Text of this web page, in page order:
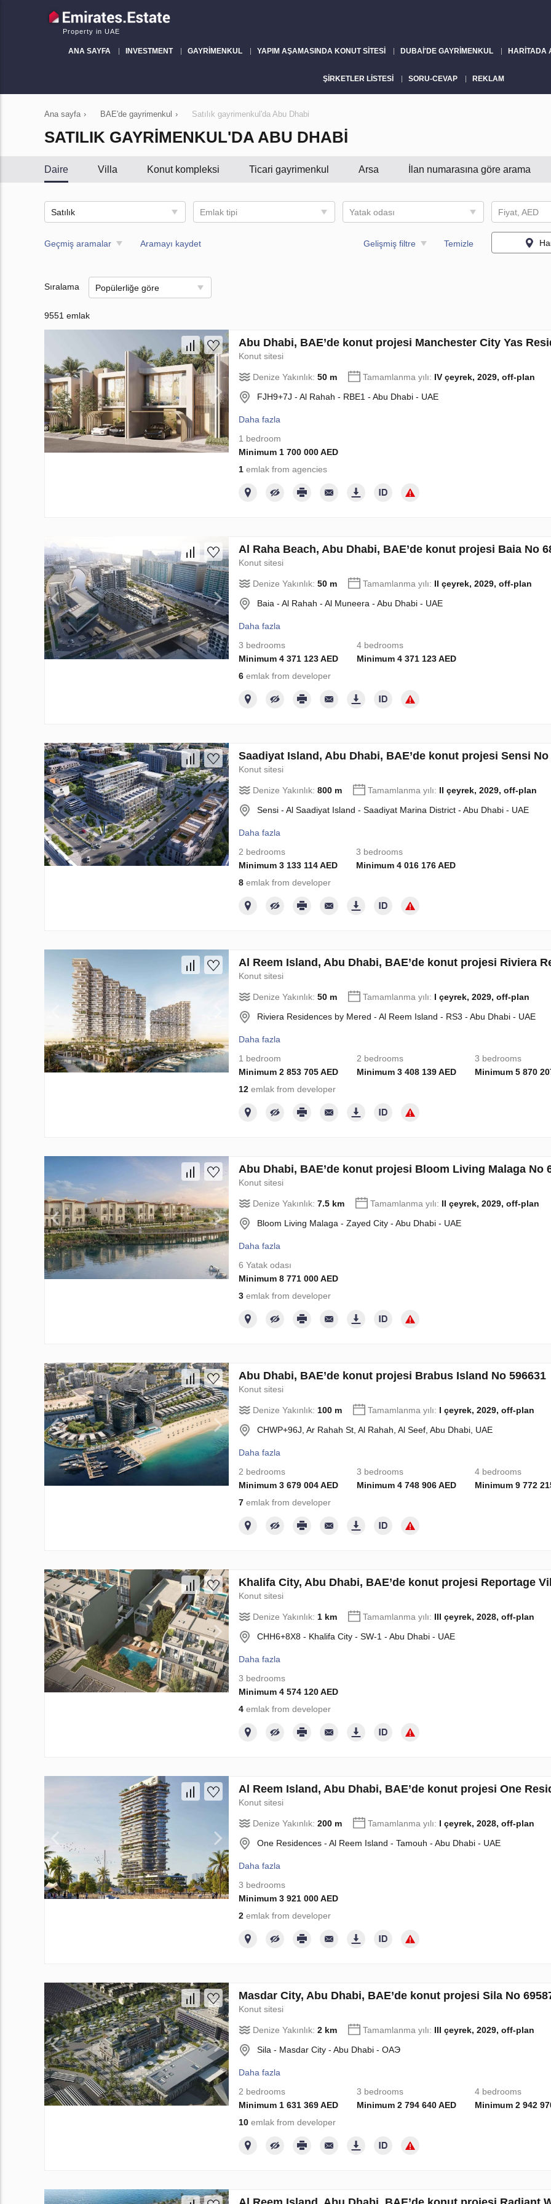
Property in UAE
ANA SAYFA INVESTMENT GAYRIMENKUL YAPIM AŞAMASINDA KONUT SITESI DUBAI'DE GAYRIMENKUL HARITADA
ŞIRKETLER LISTESI SORU-CEVAP REKLAM
Ana sayfa › BAE'de gayrimenkul › Satılık gayrimenkul'da Abu Dhabi
SATILIK GAYRIMENKUL'DA ABU DHABI
Daire Villa Konut kompleksi Ticari gayrimenkul Arsa İlan numarasına göre arama
Satılık Emlak tipi Yatak odası Fiyat, AED
Geçmiş aramalar Aramayı kaydet Gelişmiş filtre Temizle
Sıralama Popülerliğe göre
9551 emlak
Abu Dhabi, BAE’de konut projesi Manchester City Yas
Konut sitesi
Denize Yakınlık: 50 m Tamamlanma yılı: IV çeyrek, 2029, off-plan
FJH9+7J - Al Rahah - RBE1 - Abu Dhabi - UAE
Daha fazla
1 bedroom
Minimum 1 700 000 AED
1emlak from agencies
Al Raha Beach, Abu Dhabi, BAE’de konut projesi Baia No
Konut sitesi
Denize Yakınlık: 50 m Tamamlanma yılı: II çeyrek, 2029, off-plan
Baia - Al Rahah - Al Muneera - Abu Dhabi - UAE
Daha fazla
3 bedrooms
Minimum 4 371 123 AED
4 bedrooms
Minimum 4 371 123 AED
6emlak from developer
Saadiyat Island, Abu Dhabi, BAE’de konut projesi Sensi No
Konut sitesi
Denize Yakınlık: 800 m Tamamlanma yılı: II çeyrek, 2029, off-plan
Sensi - Al Saadiyat Island - Saadiyat Marina District - Abu Dhabi - UAE
Daha fazla
2 bedrooms
Minimum 3 133 114 AED
3 bedrooms
Minimum 4 016 176 AED
8emlak from developer
Al Reem Island, Abu Dhabi, BAE’de konut projesi Riviera
Konut sitesi
Denize Yakınlık: 50 m Tamamlanma yılı: I çeyrek, 2029, off-plan
Riviera Residences by Mered - Al Reem Island - RS3 - Abu Dhabi - UAE
Daha fazla
1 bedroom
Minimum 2 853 705 AED
2 bedrooms
Minimum 3 408 139 AED
3 bedrooms
Minimum 5 870
12emlak from developer
Abu Dhabi, BAE’de konut projesi Bloom Living Malaga No
Konut sitesi
Denize Yakınlık: 7.5 km Tamamlanma yılı: II çeyrek, 2029, off-plan
Bloom Living Malaga - Zayed City - Abu Dhabi - UAE
Daha fazla
6 Yatak odası
Minimum 8 771 000 AED
3emlak from developer
Abu Dhabi, BAE’de konut projesi Brabus Island No 596631
Konut sitesi
Denize Yakınlık: 100 m Tamamlanma yılı: I çeyrek, 2029, off-plan
CHWP+96J, Ar Rahah St, Al Rahah, Al Seef, Abu Dhabi, UAE
Daha fazla
2 bedrooms
Minimum 3 679 004 AED
3 bedrooms
Minimum 4 748 906 AED
4 bedrooms
Minimum 9 772
7emlak from developer
Khalifa City, Abu Dhabi, BAE’de konut projesi Reportage
Konut sitesi
Denize Yakınlık: 1 km Tamamlanma yılı: III çeyrek, 2028, off-plan
CHH6+8X8 - Khalifa City - SW-1 - Abu Dhabi - UAE
Daha fazla
3 bedrooms
Minimum 4 574 120 AED
4emlak from developer
Al Reem Island, Abu Dhabi, BAE’de konut projesi One
Konut sitesi
Denize Yakınlık: 200 m Tamamlanma yılı: I çeyrek, 2028, off-plan
One Residences - Al Reem Island - Tamouh - Abu Dhabi - UAE
Daha fazla
3 bedrooms
Minimum 3 921 000 AED
2emlak from developer
Masdar City, Abu Dhabi, BAE’de konut projesi Sila No
Konut sitesi
Denize Yakınlık: 2 km Tamamlanma yılı: III çeyrek, 2029, off-plan
Sila - Masdar City - Abu Dhabi - ОАЭ
Daha fazla
2 bedrooms
Minimum 1 631 369 AED
3 bedrooms
Minimum 2 794 640 AED
4 bedrooms
Minimum 2 942
10emlak from developer